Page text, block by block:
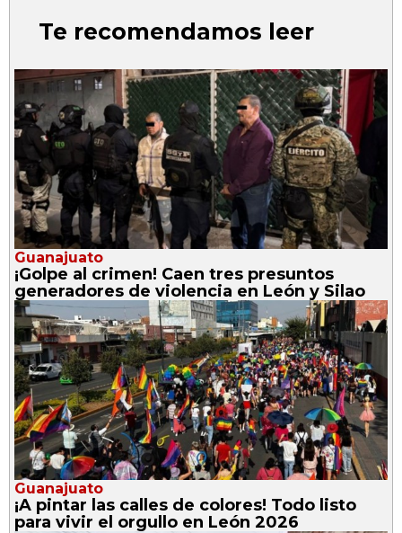
Te recomendamos leer
Guanajuato
¡Golpe al crimen! Caen tres presuntos
generadores de violencia en León y Silao
Guanajuato
¡A pintar las calles de colores! Todo listo
para vivir el orgullo en León 2026